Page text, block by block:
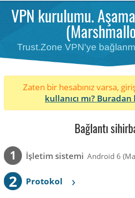
VPN kurulumu.
Trust.Zone VPN'ye
Zaten bir hesabınız varsa,
kullanıcı mı? Buradan
Bağlantı
1 İşletim sistemi Android 6
2 Protokol ›